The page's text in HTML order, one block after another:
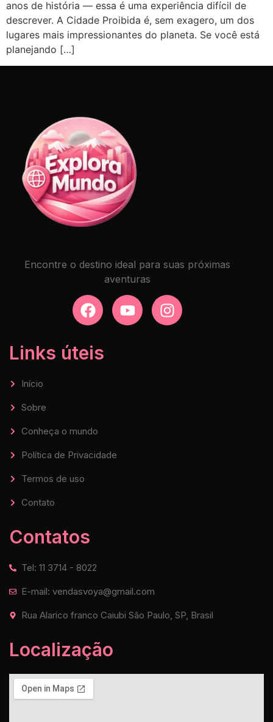
anos de história — essa é uma experiência difícil de
descrever. A Cidade Proibida é, sem exagero, um dos
lugares mais impressionantes do planeta. Se você está
planejando […]
Encontre o destino ideal para suas próximas
aventuras
Links úteis
Início
Sobre
Conheça o mundo
Política de Privacidade
Termos de uso
Contato
Contatos
Tel: 11 3714 - 8022
E-mail: vendasvoya@gmail.com
Rua Alarico franco Caiubi São Paulo, SP, Brasil
Localização